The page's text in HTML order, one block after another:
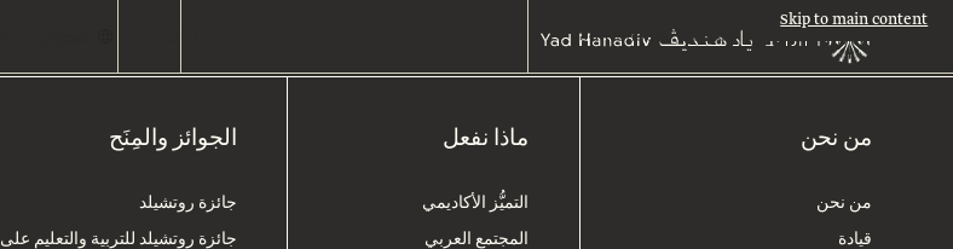
Skip to main content
من نحن
من نحن
قيادة
ماذا نفعل
التميُّز الأكاديمي
المجتمع العربي
الجوائز والمِنَح
جائزة روتشيلد
جائزة روتشيلد للتربية والتعليم على